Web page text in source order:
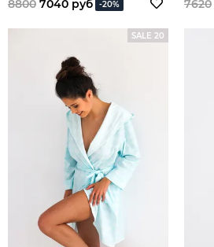
8800 7040 руб -20% 7620
SALE 20